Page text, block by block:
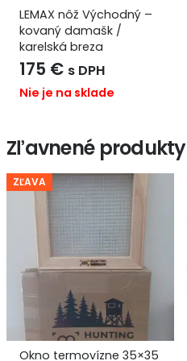
Nôž Turista – 95Х18 /
čierny hrab
130€ s DPH
Nie je na sklade
Zľavnené produkty
ZĽAVA
Montáž rýchloupínacia